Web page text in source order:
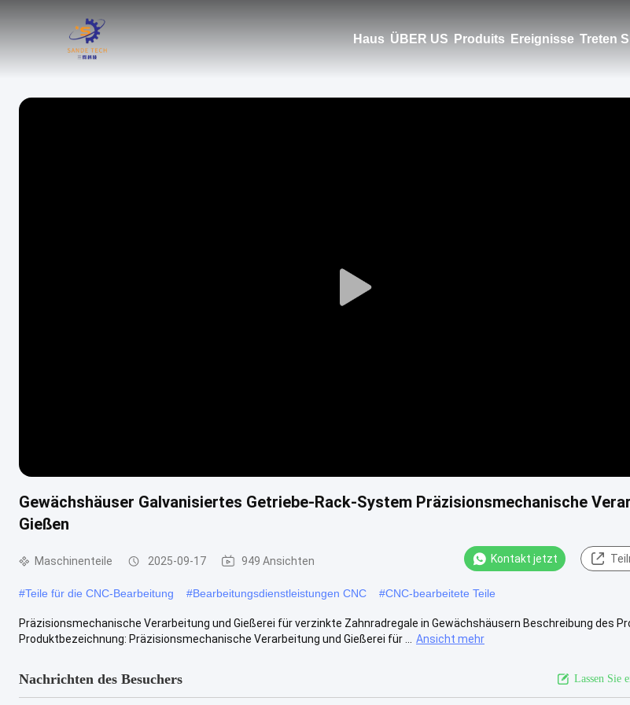
Haus ÜBER US Produits Ereignisse Treten
Play
Gewächshäuser Galvanisiertes Getriebe-Rack-System Präzisionsmechanische
Gießen
Maschinenteile 2025-09-17 949 Ansichten Kontakt jetzt
#Teile für die CNC-Bearbeitung #Bearbeitungsdienstleistungen CNC #CNC-bearbeitete Teile
Präzisionsmechanische Verarbeitung und Gießerei für verzinkte Zahnradregale in Gewächshäusern Beschreibung des
Produktbezeichnung: Präzisionsmechanische Verarbeitung und Gießerei für ...
Ansicht mehr
Nachrichten des Besuchers Lassen Sie